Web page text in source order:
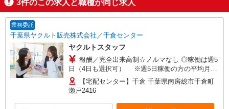
3件のこの求人と職種が同じ求人
業務委託
千葉県ヤクルト販売株式会社／千倉センター
ヤクルトスタッフ
報酬／完全出来高制☆ノルマなし ◎稼働は週5
日（4日も選択可） ※週5日稼働の方の平均月収
27万円 「あなたに合わせた」働き方ができます。
働き方やご希望の収入など、お気軽にお問い合わ
せください！ ◎20代〜50代を中心に幅広い年代の
方が活躍中！
【宅配センター】千倉 千葉県南房総市千倉町
瀬戸2416